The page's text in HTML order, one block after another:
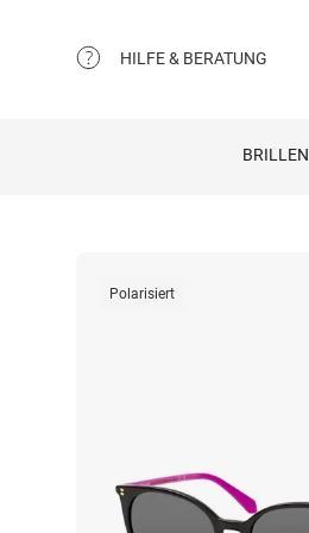
HILFE & BERATUNG
BRILLEN
Polarisiert